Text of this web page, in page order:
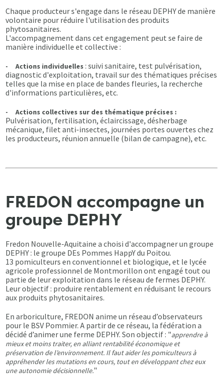
Chaque producteur s'engage dans le réseau DEPHY de manière
volontaire pour réduire l'utilisation des produits
phytosanitaires.
L'accompagnement dans cet engagement peut se faire de
manière individuelle et collective :
- Actions individuelles : suivi sanitaire, test pulvérisation,
diagnostic d'exploitation, travail sur des thématiques précises
telles que la mise en place de bandes fleuries, la recherche
d'informations particulières, etc.
- Actions collectives sur des thématique précises :
Pulvérisation, fertilisation, éclaircissage, désherbage
mécanique, filet anti-insectes, journées portes ouvertes chez
les producteurs, réunion annuelle (bilan de campagne), etc.
FREDON accompagne un
groupe DEPHY
Fredon Nouvelle-Aquitaine a choisi d'accompagner un groupe
DEPHY : le groupe DEs Pommes HappY du Poitou.
13 pomiculteurs en conventionnel et biologique, et le lycée
agricole professionnel de Montmorillon ont engagé tout ou
partie de leur exploitation dans le réseau de fermes DEPHY.
Leur objectif : produire rentablement en réduisant le recours
aux produits phytosanitaires.
En arboriculture, FREDON anime un réseau d’observateurs
pour le BSV Pommier. A partir de ce réseau, la fédération a
décidé d’animer une ferme DEPHY. Son objectif : "apprendre à
mieux et moins traiter, en alliant rentabilité économique et
préservation de l’environnement. Il faut aider les pomiculteurs à
appréhender les mutations en cours, tout en développant chez eux
une autonomie décisionnelle."